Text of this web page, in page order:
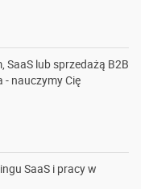
lub sprzedażą B2B
nauczymy Cię
SaaS i pracy w